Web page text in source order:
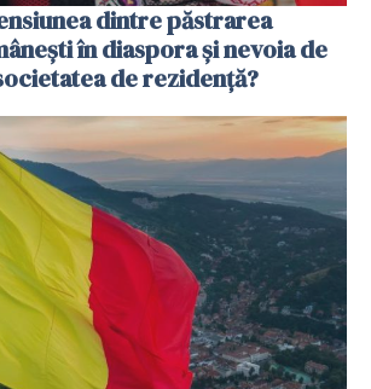
dintre păstrarea
în diaspora și nevoia de
de rezidență?